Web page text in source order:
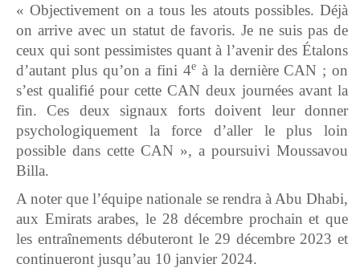
« Objectivement on a tous les atouts possibles. Déjà
on arrive avec un statut de favoris. Je ne suis pas de
ceux qui sont pessimistes quant à l’avenir des Étalons
d’autant plus qu’on a fini 4e à la dernière CAN ; on
s’est qualifié pour cette CAN deux journées avant la
fin. Ces deux signaux forts doivent leur donner
psychologiquement la force d’aller le plus loin
possible dans cette CAN », a poursuivi Moussavou
Billa.
A noter que l’équipe nationale se rendra à Abu Dhabi,
aux Emirats arabes, le 28 décembre prochain et que
les entraînements débuteront le 29 décembre 2023 et
continueront jusqu’au 10 janvier 2024.